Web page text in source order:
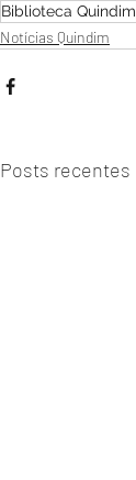
Biblioteca Quindim
Notícias Quindim
Posts recentes